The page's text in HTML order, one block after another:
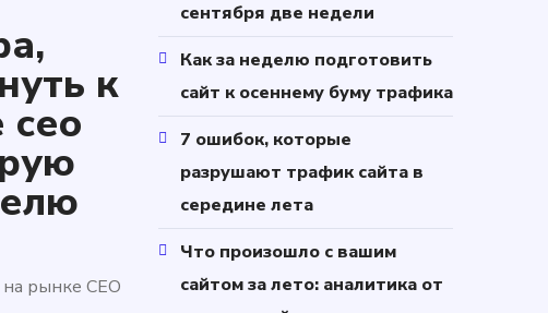
к
на рынке СЕО
сентября две недели
Как за неделю подготовить
сайт к осеннему буму трафика
7 ошибок, которые
разрушают трафик сайта в
середине лета
Что произошло с вашим
сайтом за лето: аналитика от